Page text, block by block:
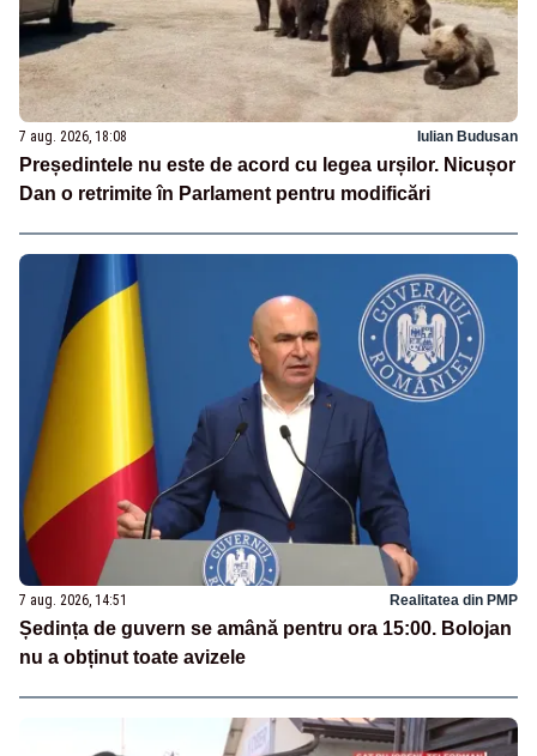
7 aug. 2026, 18:08 Iulian Budusan
Președintele nu este de acord cu legea urșilor. Nicușor
Dan o retrimite în Parlament pentru modificări
7 aug. 2026, 14:51 Realitatea din PMP
Ședința de guvern se amână pentru ora 15:00. Bolojan
nu a obținut toate avizele